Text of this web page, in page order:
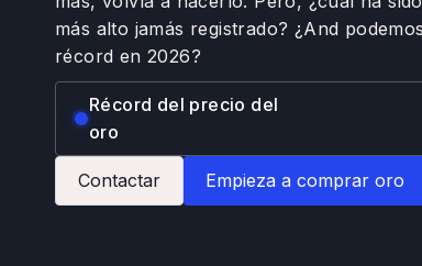
más alto jamás registrado? ¿And
récord en 2026?
Récord del precio del
oro
Contactar Empieza a comprar oro